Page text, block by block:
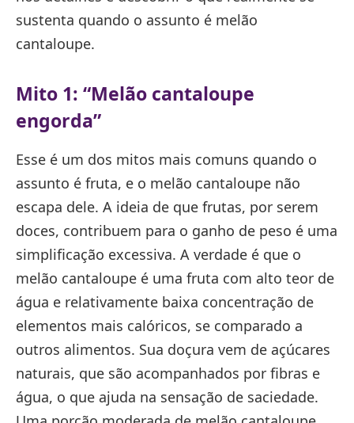
sustenta quando o assunto é melão
cantaloupe.
Mito 1: “Melão cantaloupe
engorda”
Esse é um dos mitos mais comuns quando o
assunto é fruta, e o melão cantaloupe não
escapa dele. A ideia de que frutas, por serem
doces, contribuem para o ganho de peso é uma
simplificação excessiva. A verdade é que o
melão cantaloupe é uma fruta com alto teor de
água e relativamente baixa concentração de
elementos mais calóricos, se comparado a
outros alimentos. Sua doçura vem de açúcares
naturais, que são acompanhados por fibras e
água, o que ajuda na sensação de saciedade.